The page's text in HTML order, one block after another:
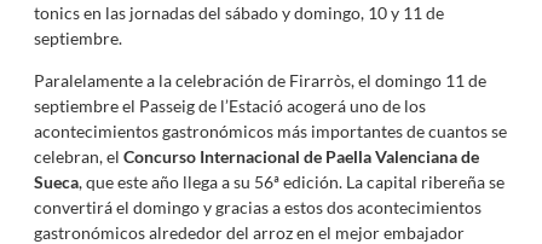
tonics en las jornadas del sábado y domingo, 10 y 11 de
septiembre.
Paralelamente a la celebración de Firarròs, el domingo 11 de
septiembre el Passeig de l’Estació acogerá uno de los
acontecimientos gastronómicos más importantes de cuantos se
celebran, el Concurso Internacional de Paella Valenciana de
Sueca, que este año llega a su 56ª edición. La capital ribereña se
convertirá el domingo y gracias a estos dos acontecimientos
gastronómicos alrededor del arroz en el mejor embajador